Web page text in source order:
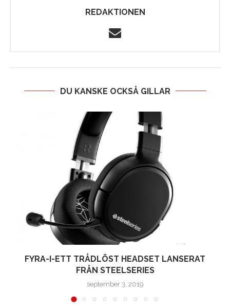
REDAKTIONEN
DU KANSKE OCKSÅ GILLAR
FYRA-I-ETT TRÅDLÖST HEADSET LANSERAT
FRÅN STEELSERIES
september 3, 2019